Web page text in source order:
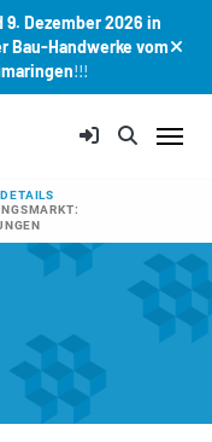
Dezember 2026 in
Bau-Handwerke vom
!!!
DETAILS